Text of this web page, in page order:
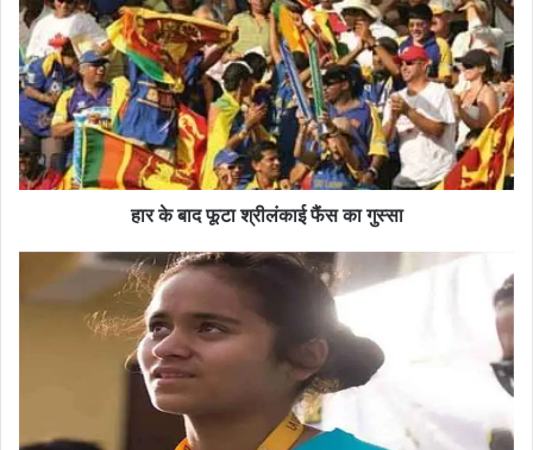
र
के
बा
द
फू
टा
श्री
लं
हार के बाद फूटा श्रीलंकाई फैंस का गुस्सा
ना